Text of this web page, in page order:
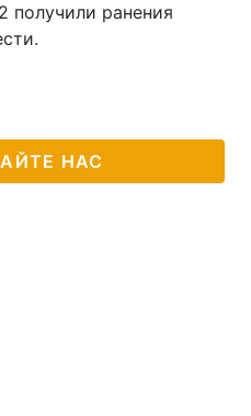
ранения
НАС